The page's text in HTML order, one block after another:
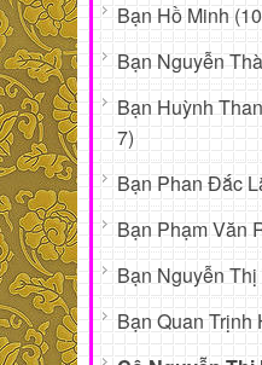
Bạn Hồ Minh
Bạn Nguyễn
Bạn Huỳnh
7)
Bạn Phan Đắc
Bạn Phạm Văn
Bạn Nguyễn
Bạn Quan Trịnh